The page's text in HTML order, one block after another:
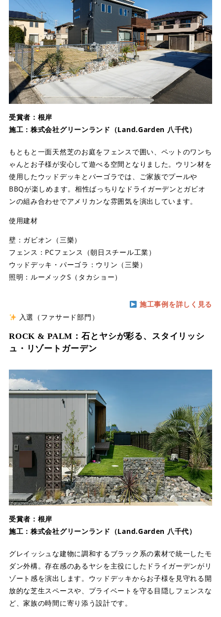
受賞者：根岸
施工：株式会社グリーンランド（Land.Garden 八千代）
もともと一面天然芝のお庭をフェンスで囲い、ペットのワンち
ゃんとお子様が安心して遊べる空間となりました。ウリン材を
使用したウッドデッキとパーゴラでは、ご家族でプールや
BBQが楽しめます。相性ばっちりなドライガーデンとガビオ
ンの組み合わせでアメリカンな雰囲気を演出しています。
使用建材
壁：ガビオン（三樂）
フェンス：PCフェンス（朝日スチール工業）
ウッドデッキ・パーゴラ：ウリン（三樂）
照明：ルーメックS（タカショー）
施工事例を詳しく見る
入選（ファサード部門）
ROCK & PALM：石とヤシが彩る、スタイリッシ
ュ・リゾートガーデン
受賞者：根岸
施工：株式会社グリーンランド（Land.Garden 八千代）
グレイッシュな建物に調和するブラック系の素材で統一したモ
ダン外構。存在感のあるヤシを主役にしたドライガーデンがリ
ゾート感を演出します。ウッドデッキからお子様を見守れる開
放的な芝生スペースや、プライベートを守る目隠しフェンスな
ど、家族の時間に寄り添う設計です。